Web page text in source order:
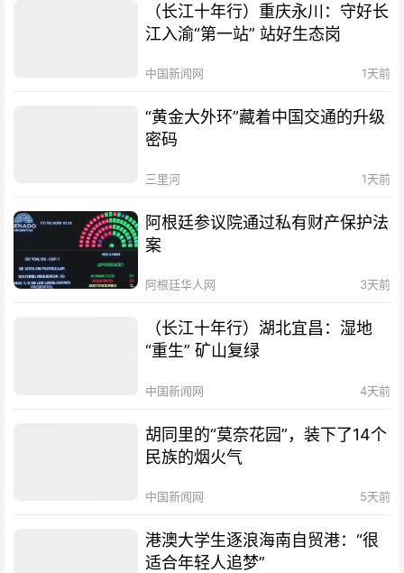
（长江十年行）重庆永川：守好长
江入渝“第一站” 站好生态岗
中国新闻网 1天前
“黄金大外环”藏着中国交通的升级
密码
三里河 1天前
阿根廷参议院通过私有财产保护法
案
阿根廷华人网 3天前
（长江十年行）湖北宜昌：湿地
“重生” 矿山复绿
中国新闻网 4天前
胡同里的“莫奈花园”，装下了14个
民族的烟火气
中国新闻网 5天前
港澳大学生逐浪海南自贸港：“很
适合年轻人追梦”